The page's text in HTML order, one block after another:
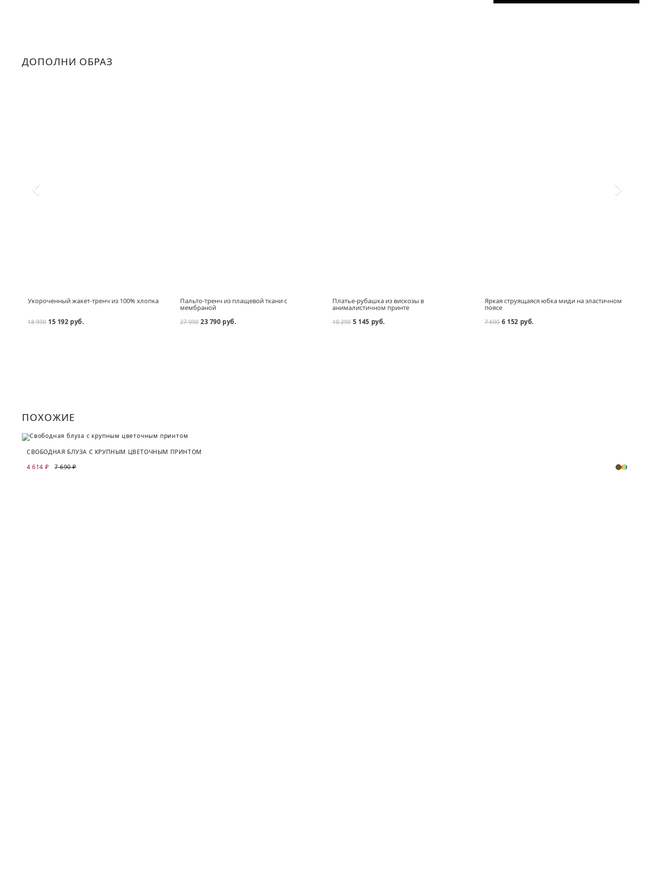
ДОПОЛНИ ОБРАЗ
Укороченный жакет-тренч из 100% хлопка
18 990 15 192 руб.
Пальто-тренч из плащевой ткани с
мембраной
27 990 23 790 руб.
Платье-рубашка из вискозы в
анималистичном принте
10 290 5 145 руб.
Яркая струящаяся юбка миди на эластичном
поясе
7 690 6 152 руб.
ПОХОЖИЕ
СВОБОДНАЯ БЛУЗА С КРУПНЫМ ЦВЕТОЧНЫМ ПРИНТОМ
4 614 ₽
7 690 ₽